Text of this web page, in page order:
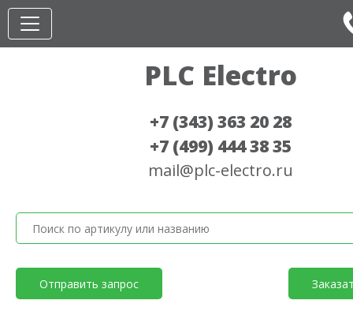
PLC Electro
+7 (343) 363 20 28
+7 (499) 444 38 35
mail@plc-electro.ru
Отправить запрос